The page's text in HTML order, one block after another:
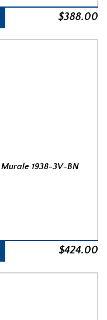
$388.00
Murale 1938-3V-BN
$424.00